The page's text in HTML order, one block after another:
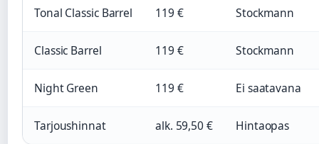
Tonal Classic Barrel 119 € Stockmann
Classic Barrel 119 € Stockmann
Night Green 119 € Ei saatavana
Tarjoushinnat alk. 59,50 € Hintaopas